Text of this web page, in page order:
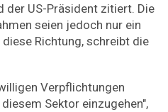
der US-Präsident zitiert. Die
seien jedoch nur ein
Richtung, schreibt die
Verpflichtungen
Sektor einzugehen",